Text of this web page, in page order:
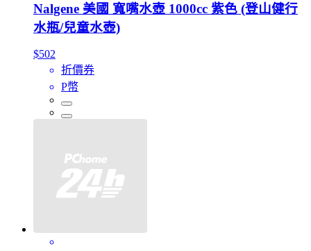
Nalgene 美國 寬嘴水壺 1000cc 紫色 (登山健行
水瓶/兒童水壺)
$502
折價券
P幣